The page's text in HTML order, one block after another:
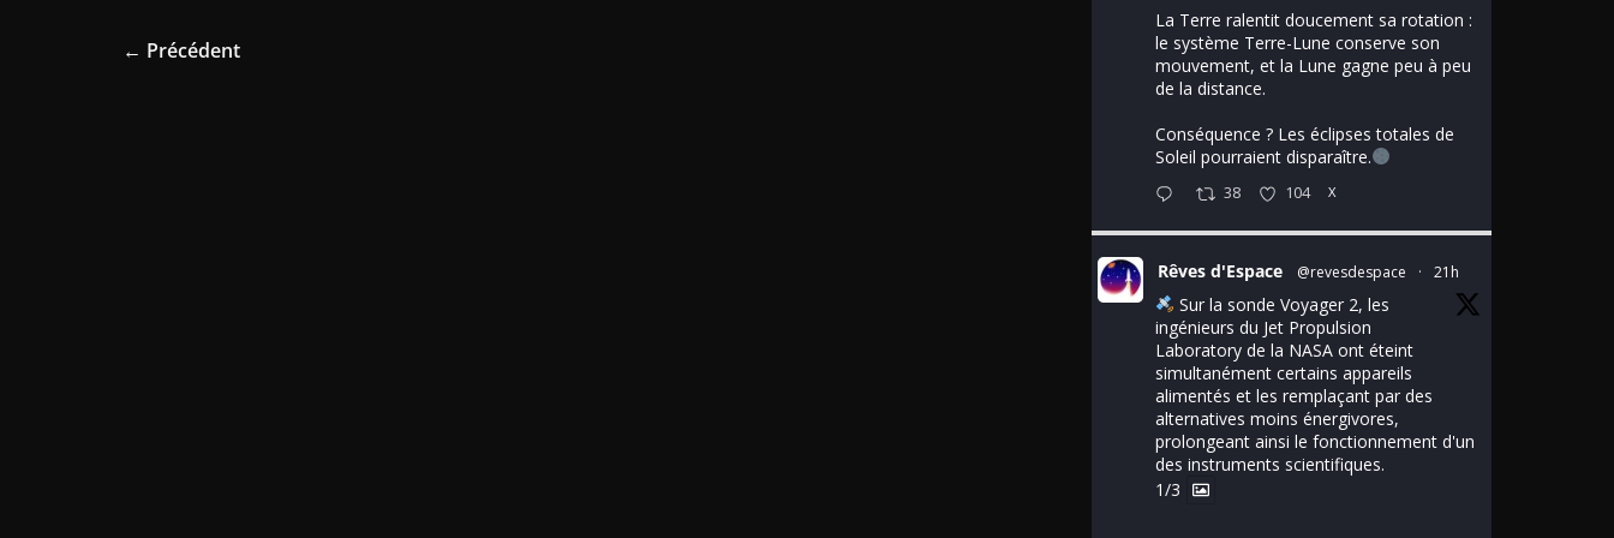
← Précédent
La Terre ralentit doucement sa rotation :
le système Terre-Lune conserve son
mouvement, et la Lune gagne peu à peu
de la distance.
Conséquence ? Les éclipses totales de
Soleil pourraient disparaître.
38 104 X
Rêves d'Espace @revesdespace · 21h
Sur la sonde Voyager 2, les
ingénieurs du Jet Propulsion
Laboratory de la NASA ont éteint
simultanément certains appareils
alimentés et les remplaçant par des
alternatives moins énergivores,
prolongeant ainsi le fonctionnement d'un
des instruments scientifiques.
1/3